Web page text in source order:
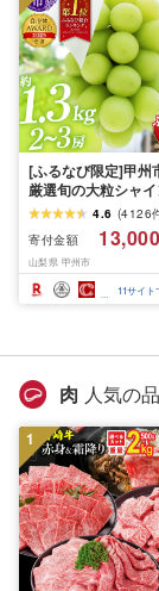
[ふるなび限定]甲州
厳選旬の大粒シャイ
スカット 約1.3kg 2
房[2026年発送]
(MG)B12-472 FN-
Limited-VO シャイ
スカット フルーツ
4.6 (4126
寄付金額
13,000
山梨県 甲州市
11サイト
肉 人気の
1